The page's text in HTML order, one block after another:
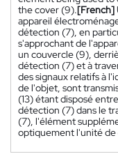
the cover (9).[French]
appareil
détection (7), en
s'approchant de
un couvercle (9),
détection (7) et à
des signaux relatifs à
de l'objet, sont
(13) étant disposé
détection (7) dans le
(7), l'élément
optiquement l'unité